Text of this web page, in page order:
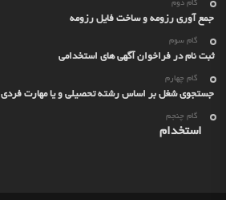
گام دوم
جمع آوری رزومه و ساخت فایل رزومه
گام سوم
ثبت نام در فراخوان آگهی های استخدامی
گام چهارم
جستجوی شغل بر اساس رشته تحصیلی و یا مهارت فردی
گام چنجم
استخدام